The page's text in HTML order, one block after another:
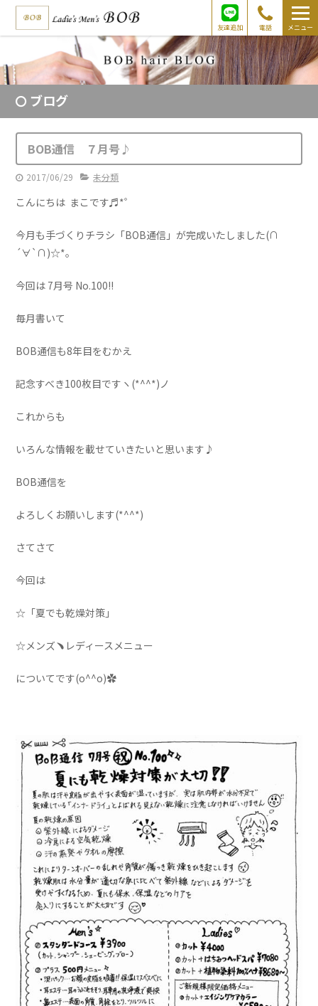
友達追加 電話 メニュー
ブログ
BOB通信 ７月号♪
2017/06/29 未分類
こんにちは まこです♬*゜
今月も手づくりチラシ「BOB通信」が完成いたしました(∩
´∀`∩)☆*。
今回は 7月号 No.100!!
毎月書いて
BOB通信も8年目をむかえ
記念すべき100枚目ですヽ(*^^*)ノ
これからも
いろんな情報を載せていきたいと思います♪
BOB通信を
よろしくお願いします(*^^*)
さてさて
今回は
☆「夏でも乾燥対策」
☆メンズ﹅レディースメニュー
についてです(o^^o)✿